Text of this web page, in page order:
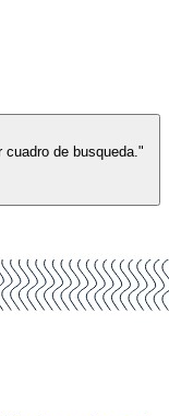
cuadro de busqueda."